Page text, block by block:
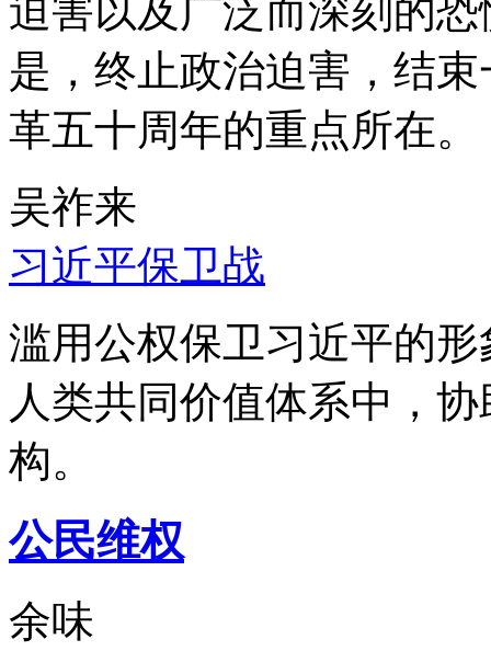
迫害以及广泛而深刻的
是，终止政治迫害，结
革五十周年的重点所在。
吴祚来
习近平保卫战
滥用公权保卫习近平的
人类共同价值体系中，
构。
公民维权
余味